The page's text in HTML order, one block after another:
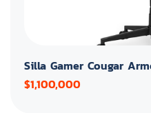
Silla Gamer Cougar
$1,100,000